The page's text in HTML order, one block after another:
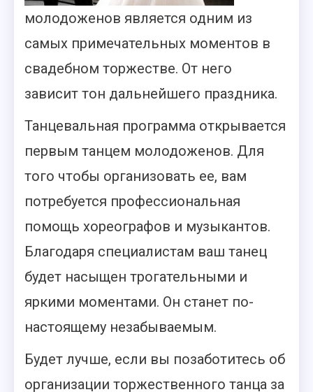
молодоженов является одним из
самых примечательных моментов в
свадебном торжестве. От него
зависит тон дальнейшего праздника.
Танцевальная программа открывается
первым танцем молодоженов. Для
того чтобы организовать ее, вам
потребуется профессиональная
помощь хореографов и музыкантов.
Благодаря специалистам ваш танец
будет насыщен трогательными и
яркими моментами. Он станет по-
настоящему незабываемым.
Будет лучше, если вы позаботитесь об
организации торжественного танца за